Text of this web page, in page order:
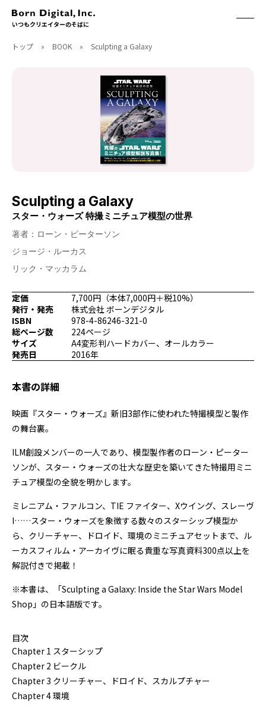
いつもクリエイターのそばに
ABOUT
CGWORLD
CGWORLD.jp
BOOK
刊行順
ゲーム/CG
アート/イラスト
映像/映画/アニメ
ファッション/デザイン/他
有料セミナー
スケジュール
x facebookyoutube
トップ » BOOK » Sculpting a Galaxy
Sculpting a Galaxy
スター・ウォーズ 特撮ミニチュア模型の世界
著者：ローン・ピーターソン
ジョージ・ルーカス
リック・マッカラム
定価
7,700円（本体7,000円＋税10%）
発行・発売
株式会社 ボーンデジタル
ISBN
978-4-86246-321-0
総ページ数
224ページ
サイズ
A4変形判ハードカバー、オールカラー
発売日
2016年
本書の詳細
映画『スター・ウォーズ』新旧3部作に使われた特撮模型と製作
の舞台裏。
ILM創設メンバーの一人であり、模型製作者のローン・ピーター
ソンが、スター・ウォーズの壮大な歴史を築いてきた特撮用ミニ
チュア模型の全貌を明かします。
ミレニアム・ファルコン、TIE ファイター、Xウイング、スレーヴ
I……スター・ウォーズを象徴する数々のスターシップ模型か
ら、クリーチャー、ドロイド、環境のミニチュアセットまで、ル
ーカスフィルム・アーカイヴに眠る貴重な写真資料300点以上を
解説付きで掲載！
※本書は、「Sculpting a Galaxy: Inside the Star Wars Model
Shop」の日本語版です。
目次
Chapter 1 スターシップ
Chapter 2 ビークル
Chapter 3 クリーチャー、ドロイド、スカルプチャー
Chapter 4 環境